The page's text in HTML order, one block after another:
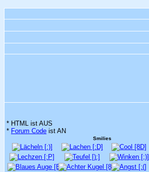
* HTML ist AUS
* Forum Code ist AN
Smilies